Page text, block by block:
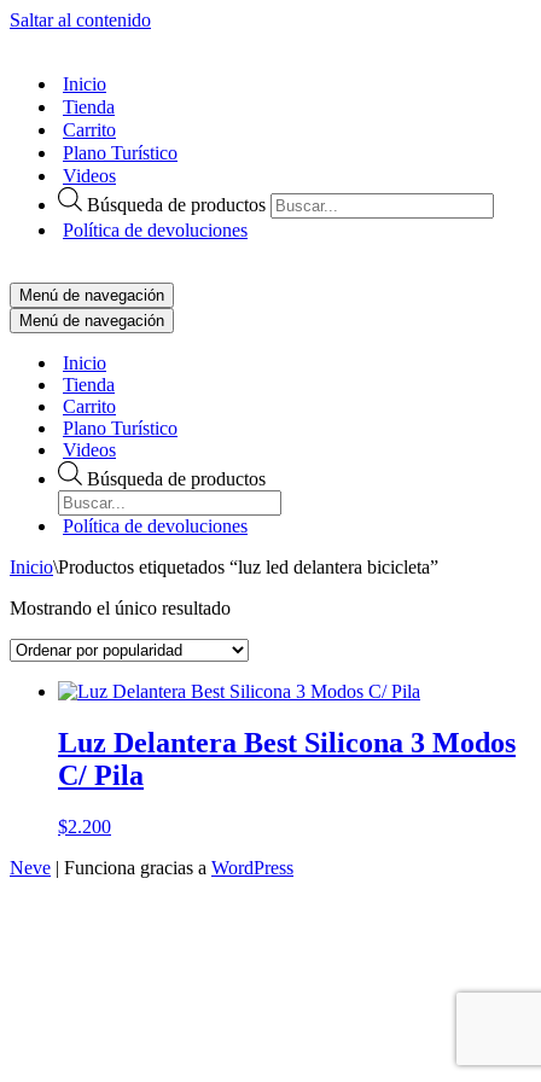
Saltar al contenido
Inicio
Tienda
Carrito
Plano Turístico
Videos
Búsqueda de productos
Política de devoluciones
Menú de navegación
Menú de navegación
Inicio
Tienda
Carrito
Plano Turístico
Videos
Búsqueda de productos
Política de devoluciones
Inicio\Productos etiquetados “luz led delantera bicicleta”
Mostrando el único resultado
Luz Delantera Best Silicona 3 Modos
C/ Pila
$2.200
Neve | Funciona gracias a WordPress